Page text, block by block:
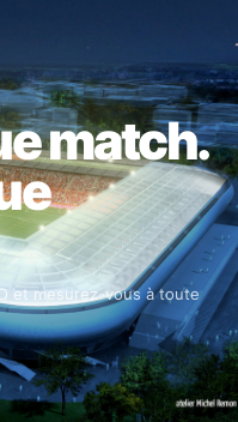
match.
et mesurez-vous à toute